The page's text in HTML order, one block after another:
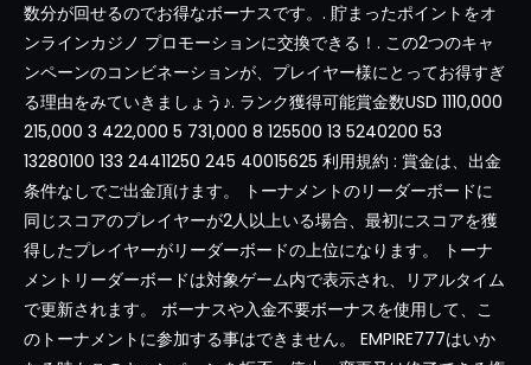
数分が回せるのでお得なボーナスです。. 貯まったポイントをオ
ンラインカジノ プロモーションに交換できる！. この2つのキャ
ンペーンのコンビネーションが、プレイヤー様にとってお得すぎ
る理由をみていきましょう♪. ランク獲得可能賞金数USD 1110,000
215,000 3 422,000 5 731,000 8 125500 13 5240200 53
13280100 133 24411250 245 40015625 利用規約 : 賞金は、出金
条件なしでご出金頂けます。 トーナメントのリーダーボードに
同じスコアのプレイヤーが2人以上いる場合、最初にスコアを獲
得したプレイヤーがリーダーボードの上位になります。 トーナ
メントリーダーボードは対象ゲーム内で表示され、リアルタイム
で更新されます。 ボーナスや入金不要ボーナスを使用して、こ
のトーナメントに参加する事はできません。 EMPIRE777はいか